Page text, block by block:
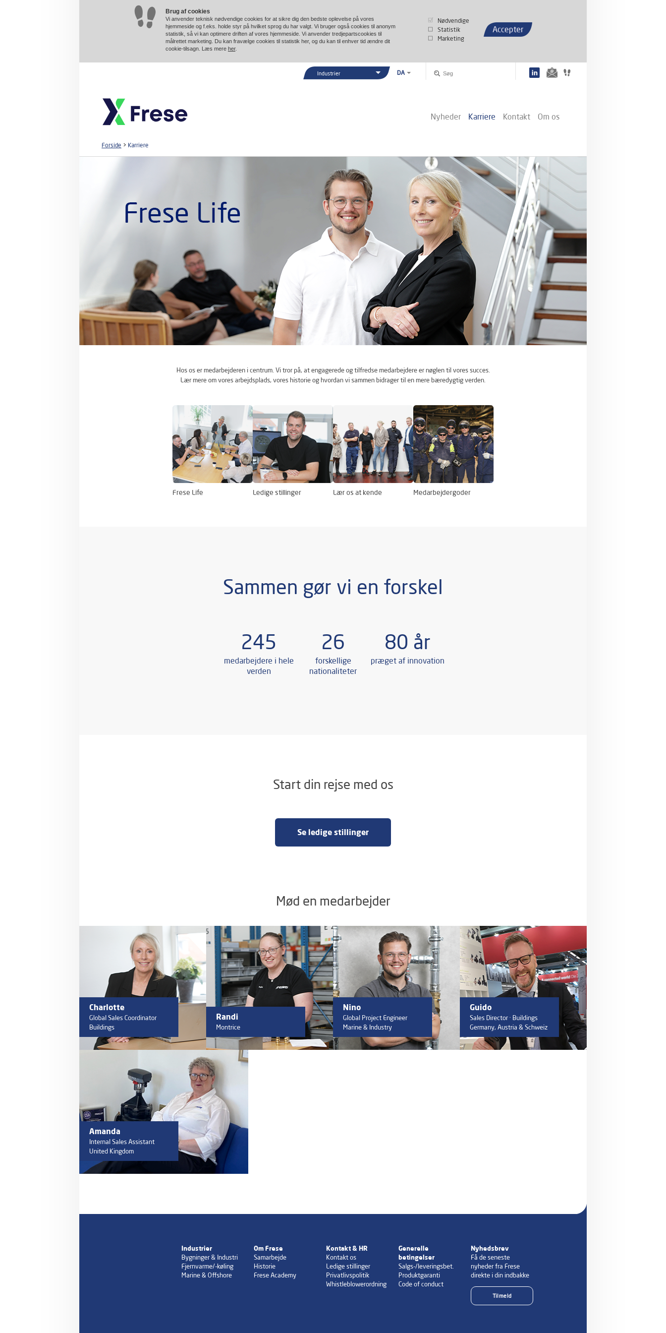
Brug af cookies
Vi anvender teknisk nødvendige cookies for at sikre dig den bedste oplevelse på vores
hjemmeside og f.eks. holde styr på hvilket sprog du har valgt. Vi bruger også cookies til anonym
statistik, så vi kan optimere driften af vores hjemmeside. Vi anvender tredjepartscookies til
målrettet marketing. Du kan fravælge cookies til statistik her, og du kan til enhver tid ændre dit
cookie-tilsagn. Læs mere her.
Nødvendige
Statistik
Marketing
Accepter
Nyheder Karriere Kontakt Om os
Industrier
DA
Forside > Karriere
Hos os er medarbejderen i centrum. Vi tror på, at engagerede og tilfredse medarbejdere er nøglen til vores succes.
Lær mere om vores arbejdsplads, vores historie og hvordan vi sammen bidrager til en mere bæredygtig verden.
Frese Life Ledige stillinger Lær os at kende Medarbejdergoder
Sammen gør vi en forskel
245
medarbejdere i hele
verden
26
forskellige
nationaliteter
80 år
præget af innovation
Start din rejse med os
Se ledige stillinger
Mød en medarbejder
Charlotte
Global Sales Coordinator
Buildings
Randi
Montrice
Nino
Global Project Engineer
Marine & Industry
Guido
Sales Director · Buildings
Germany, Austria & Schweiz
Amanda
Internal Sales Assistant
United Kingdom
Industrier
Bygninger & Industri
Fjernvarme/-køling
Marine & Offshore
Om Frese
Samarbejde
Historie
Frese Academy
Kontakt & HR
Kontakt os
Ledige stillinger
Privatlivspolitik
Whistleblowerordning
Generelle
betingelser
Salgs-/leveringsbet.
Produktgaranti
Code of conduct
Nyhedsbrev
Få de seneste
nyheder fra Frese
direkte i din indbakke
Tilmeld